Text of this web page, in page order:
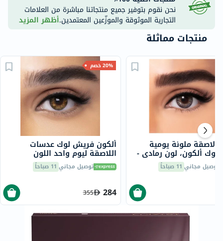
نحن نقوم بتوفير جميع منتجاتنا مباشرة من العلامات
التجارية الموثوقة والموزّعين المعتمدين.أظهر المزيد
منتجات مماثلة
20% خصم
ألكون فريش لوك عدسات
اللاصقة ليوم واحد اللون
العسلي منحنى القاعدة 8.6
حزمة من 30 عدسةتوصيل مجاني 11 صباحاً
284
355
لاصقة ملونة يومية
ألكون، لون رمادي -
توصيل مجاني 11 صباحاً